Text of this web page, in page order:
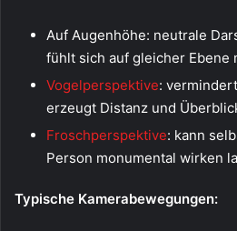
Auf Augenhöhe: neutrale
fühlt sich auf gleicher Ebene
Vogelperspektive:
erzeugt Distanz und
Froschperspektive: kann
Person monumental wirken
Typische Kamerabewegungen: